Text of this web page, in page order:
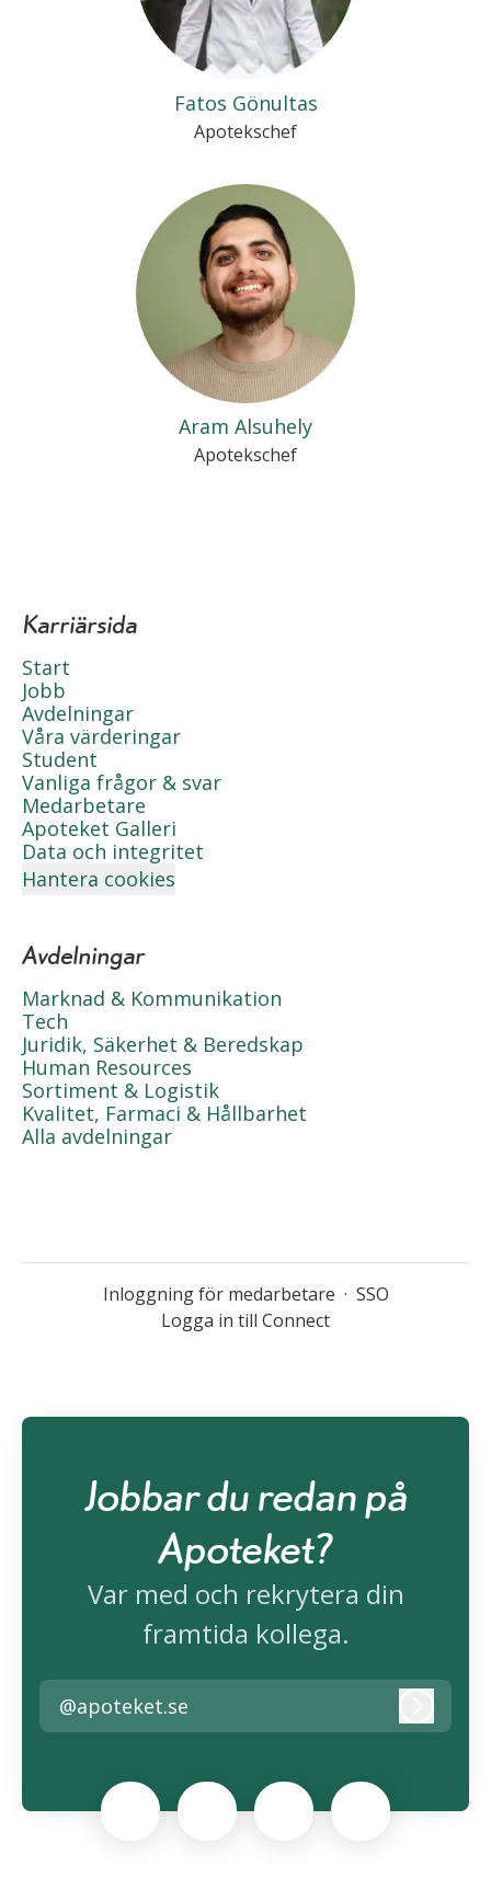
Fatos Gönultas
Apotekschef
Aram Alsuhely
Apotekschef
Karriärsida
Start
Jobb
Avdelningar
Våra värderingar
Student
Vanliga frågor & svar
Medarbetare
Apoteket Galleri
Data och integritet
Hantera cookies
Avdelningar
Marknad & Kommunikation
Tech
Juridik, Säkerhet & Beredskap
Human Resources
Sortiment & Logistik
Kvalitet, Farmaci & Hållbarhet
Alla avdelningar
Inloggning för medarbetare · SSO
Logga in till Connect
Jobbar du redan på
Apoteket?
Var med och rekrytera din
framtida kollega.
@apoteket.se